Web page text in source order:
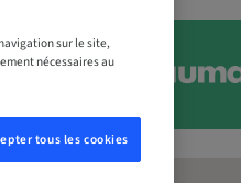
sur le site,
nécessaires au
tous les cookies